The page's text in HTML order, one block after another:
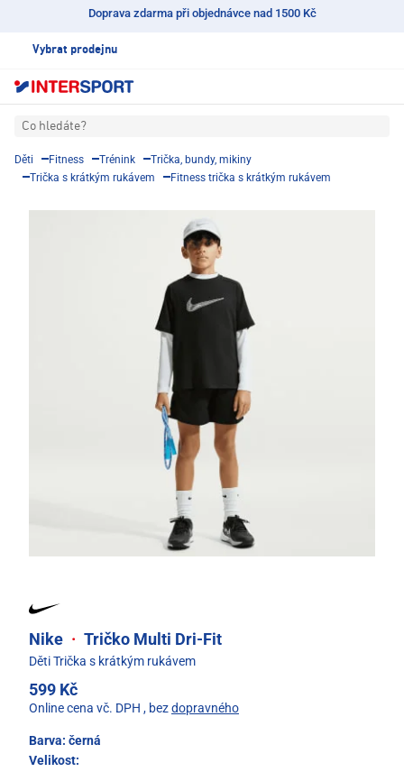
Doprava zdarma při objednávce nad 1500 Kč
Vybrat prodejnu
Co hledáte?
Děti Fitness Trénink
Trička, bundy, mikiny
Trička s krátkým rukávem
Fitness trička s krátkým rukávem
Nike · Tričko Multi Dri-Fit
Děti Trička s krátkým rukávem
599 Kč
Online cena vč. DPH , bezdopravného
Barva: černá
Velikost: